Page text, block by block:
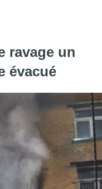
Gilles et Forest vont
ravage un
évacué